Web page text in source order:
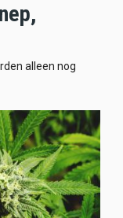
alleen nog